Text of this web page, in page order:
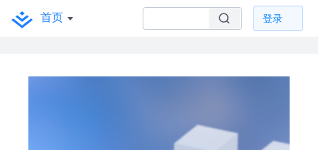
首页 登录